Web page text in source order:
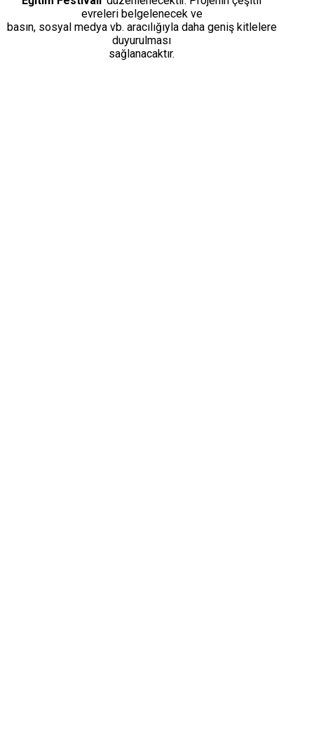
evreleri belgelenecek ve
basın, sosyal medya vb. aracılığıyla daha geniş kitlelere
duyurulması
sağlanacaktır.